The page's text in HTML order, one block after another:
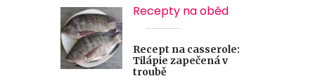
Recepty na oběd
Recept na casserole:
Tilápie zapečená v
troubě